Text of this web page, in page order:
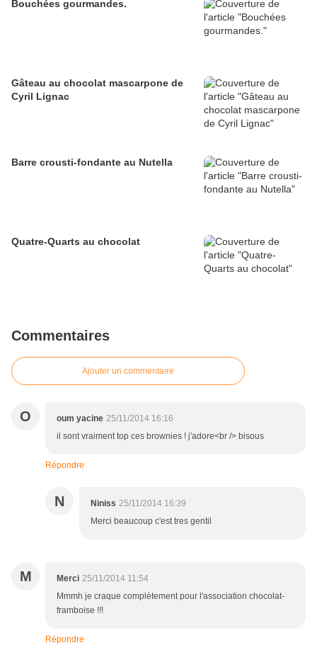
Bouchées gourmandes.
Gâteau au chocolat mascarpone de
Cyril Lignac
Barre crousti-fondante au Nutella
Quatre-Quarts au chocolat
Commentaires
Ajouter un commentaire
O oum yacine 25/11/2014 16:16
il sont vraiment top ces brownies ! j'adore<br /> bisous
Répondre
N Niniss 25/11/2014 16:39
Merci beaucoup c'est tres gentil
M Merci 25/11/2014 11:54
Mmmh je craque complètement pour l'association chocolat-
framboise !!!
Répondre